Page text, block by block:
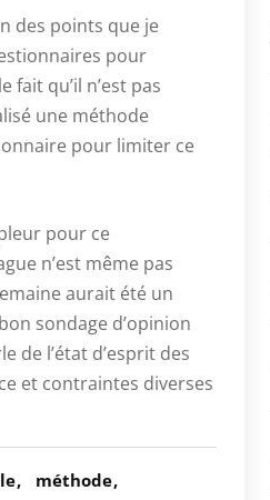
des points que je
pour
qu’il n’est pas
une méthode
pour limiter ce
pour ce
n’est même pas
aurait été un
sondage d’opinion
de l’état d’esprit des
et contraintes diverses
méthode